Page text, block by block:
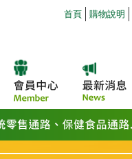
首頁 購物說明